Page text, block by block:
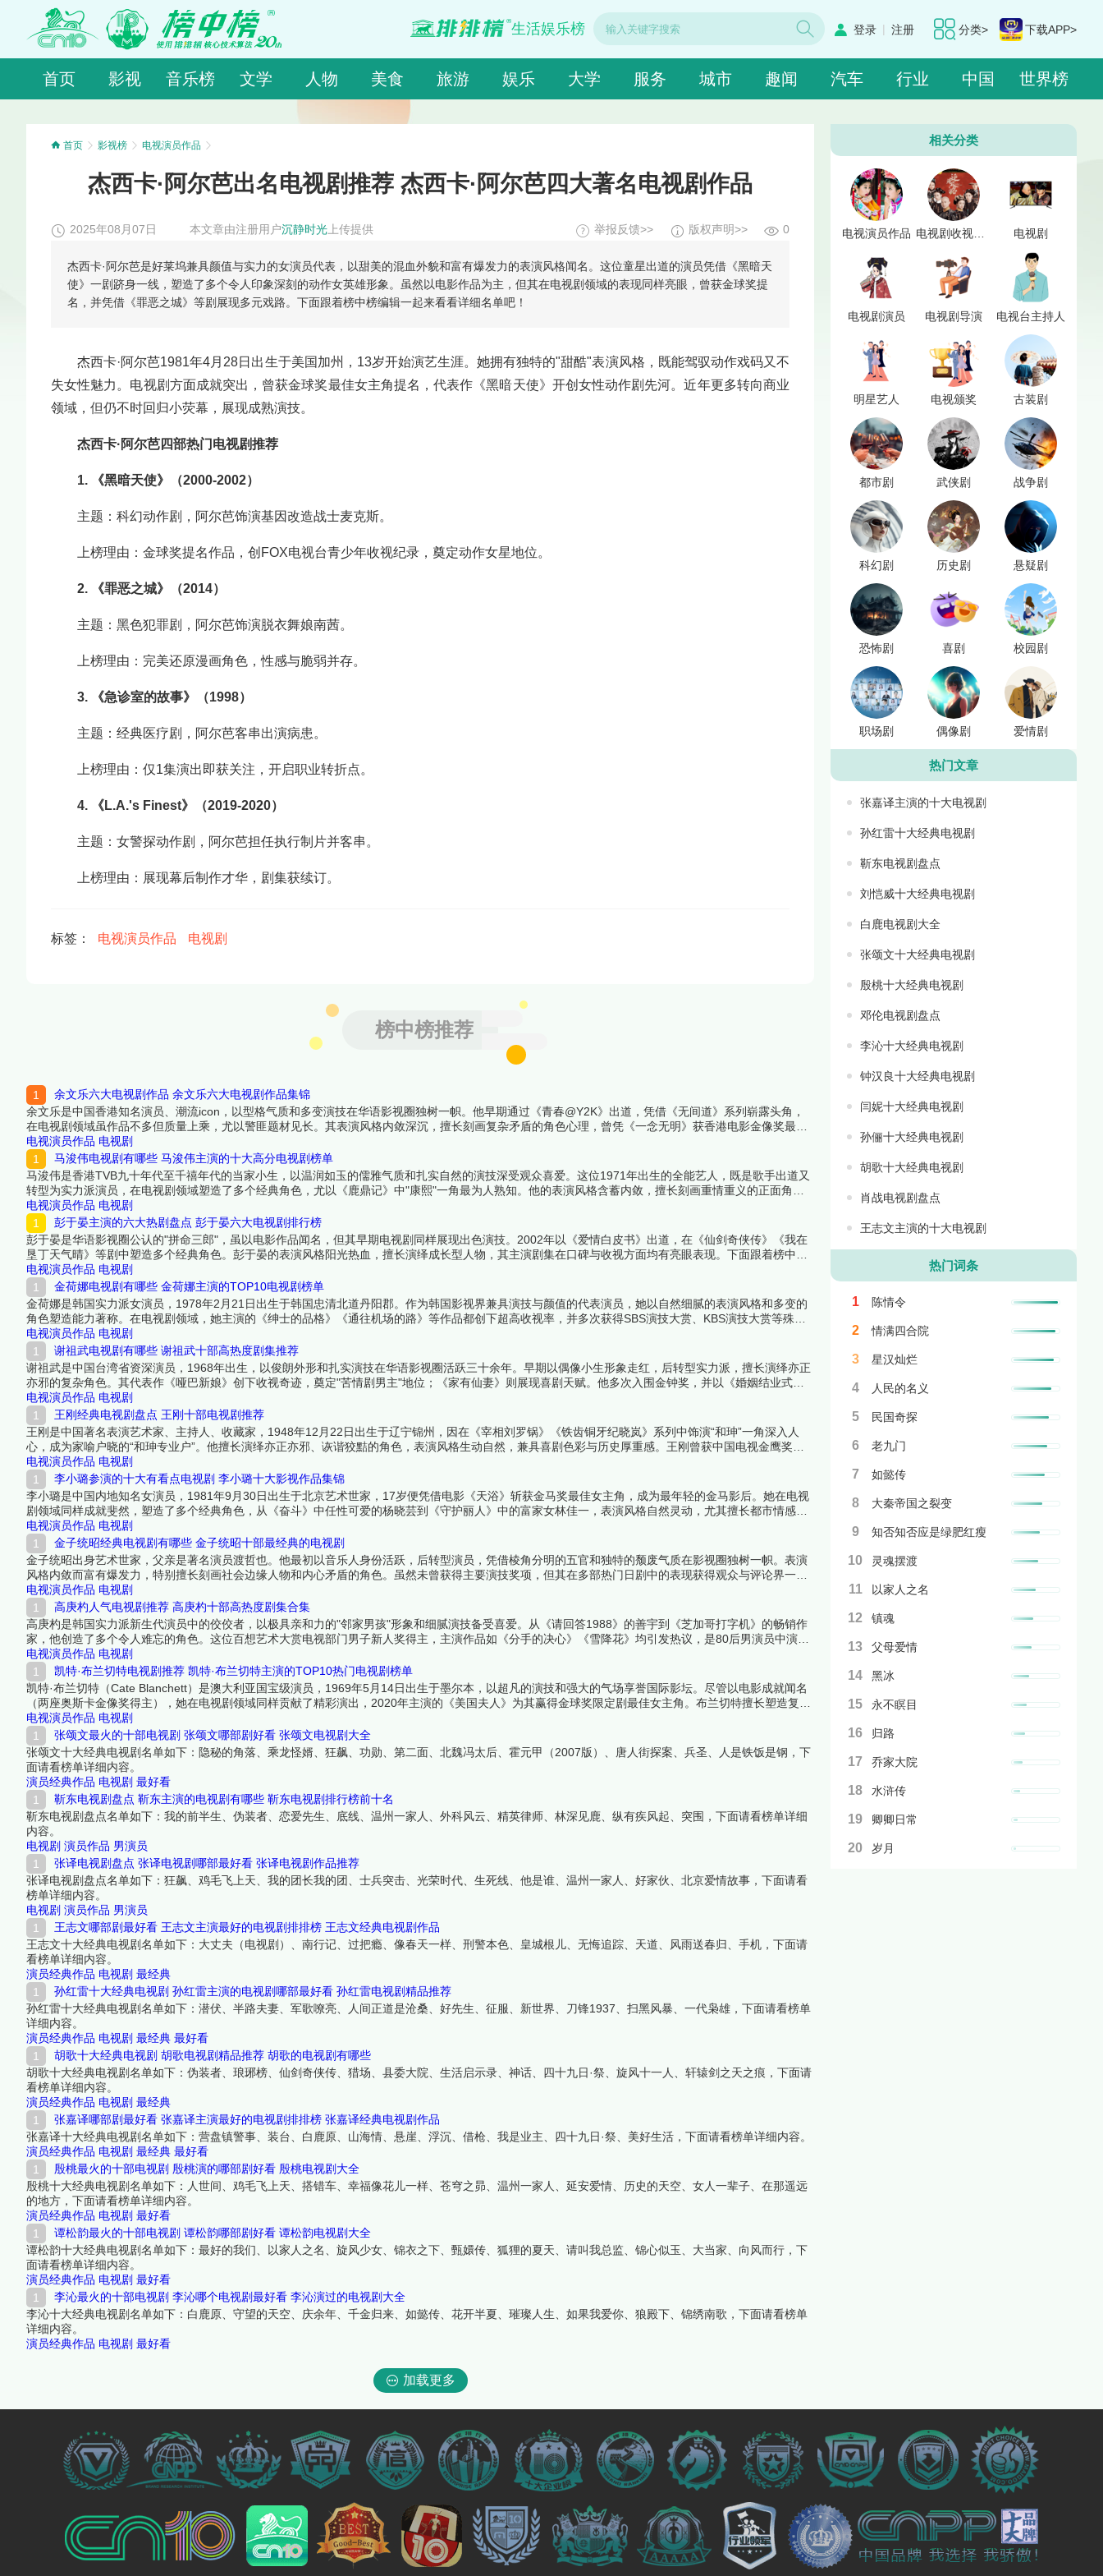
分类> 下载APP>
登录 | 注册
生活娱乐榜
首页 影视 音乐榜 文学 人物 美食 旅游 娱乐 大学 服务 城市 趣闻 汽车 行业 中国 世界榜
首页 影视榜 电视演员作品
杰西卡·阿尔芭出名电视剧推荐 杰西卡·阿尔芭四大著名电视剧作品
2025年08月07日 本文章由注册用户沉静时光上传提供 0
版权声明>>
举报反馈>>
杰西卡·阿尔芭是好莱坞兼具颜值与实力的女演员代表，以甜美的混血外貌和富有爆发力的表演风格闻名。这位童星出道的演员凭借《黑暗天
使》一剧跻身一线，塑造了多个令人印象深刻的动作女英雄形象。虽然以电影作品为主，但其在电视剧领域的表现同样亮眼，曾获金球奖提
名，并凭借《罪恶之城》等剧展现多元戏路。下面跟着榜中榜编辑一起来看看详细名单吧！
杰西卡·阿尔芭1981年4月28日出生于美国加州，13岁开始演艺生涯。她拥有独特的"甜酷"表演风格，既能驾驭动作戏码又不
失女性魅力。电视剧方面成就突出，曾获金球奖最佳女主角提名，代表作《黑暗天使》开创女性动作剧先河。近年更多转向商业
领域，但仍不时回归小荧幕，展现成熟演技。
杰西卡·阿尔芭四部热门电视剧推荐
1. 《黑暗天使》（2000-2002）
主题：科幻动作剧，阿尔芭饰演基因改造战士麦克斯。
上榜理由：金球奖提名作品，创FOX电视台青少年收视纪录，奠定动作女星地位。
2. 《罪恶之城》（2014）
主题：黑色犯罪剧，阿尔芭饰演脱衣舞娘南茜。
上榜理由：完美还原漫画角色，性感与脆弱并存。
3. 《急诊室的故事》（1998）
主题：经典医疗剧，阿尔芭客串出演病患。
上榜理由：仅1集演出即获关注，开启职业转折点。
4. 《L.A.'s Finest》（2019-2020）
主题：女警探动作剧，阿尔芭担任执行制片并客串。
上榜理由：展现幕后制作才华，剧集获续订。
标签： 电视演员作品 电视剧
榜中榜推荐
余文乐六大电视剧作品 余文乐六大电视剧作品集锦
余文乐是中国香港知名演员、潮流icon，以型格气质和多变演技在华语影视圈独树一帜。他早期通过《青春@Y2K》出道，凭借《无间道》系列崭露头角，
在电视剧领域虽作品不多但质量上乘，尤以警匪题材见长。其表演风格内敛深沉，擅长刻画复杂矛盾的角色心理，曾凭《一念无明》获香港电影金像奖最佳
男主角提名。本文将推荐余文乐主演的6部电视剧（含客串），涵盖青春偶像、都市情感等题材，从角色突破性、制作水准、观众口碑等维度解析上榜理由。
下面跟着榜中榜编辑一起来看看详细名单吧！
电视演员作品 电视剧
马浚伟电视剧有哪些 马浚伟主演的十大高分电视剧榜单
马浚伟是香港TVB九十年代至千禧年代的当家小生，以温润如玉的儒雅气质和扎实自然的演技深受观众喜爱。这位1971年出生的全能艺人，既是歌手出道又
转型为实力派演员，在电视剧领域塑造了多个经典角色，尤以《鹿鼎记》中"康熙"一角最为人熟知。他的表演风格含蓄内敛，擅长刻画重情重义的正面角
色，无论是古装剧中的帝王将相，还是现代剧中的专业人士都游刃有余。曾获TVB"我最喜爱的电视角色"等多项荣誉。下面跟着榜中榜编辑一起来看看详细
名单吧！
电视演员作品 电视剧
彭于晏主演的六大热剧盘点 彭于晏六大电视剧排行榜
彭于晏是华语影视圈公认的"拼命三郎"，虽以电影作品闻名，但其早期电视剧同样展现出色演技。2002年以《爱情白皮书》出道，在《仙剑奇侠传》《我在
垦丁天气晴》等剧中塑造多个经典角色。彭于晏的表演风格阳光热血，擅长演绎成长型人物，其主演剧集在口碑与收视方面均有亮眼表现。下面跟着榜中榜
编辑一起来看看详细名单吧！
电视演员作品 电视剧
金荷娜电视剧有哪些 金荷娜主演的TOP10电视剧榜单
金荷娜是韩国实力派女演员，1978年2月21日出生于韩国忠清北道丹阳郡。作为韩国影视界兼具演技与颜值的代表演员，她以自然细腻的表演风格和多变的
角色塑造能力著称。在电视剧领域，她主演的《绅士的品格》《通往机场的路》等作品都创下超高收视率，并多次获得SBS演技大赏、KBS演技大赏等殊
荣。其温暖知性的形象和扎实的演技功底，使她成为韩国中生代女演员中的佼佼者。下面跟着榜中榜编辑一起来看看详细名单吧！
电视演员作品 电视剧
谢祖武电视剧有哪些 谢祖武十部高热度剧集推荐
谢祖武是中国台湾省资深演员，1968年出生，以俊朗外形和扎实演技在华语影视圈活跃三十余年。早期以偶像小生形象走红，后转型实力派，擅长演绎亦正
亦邪的复杂角色。其代表作《哑巴新娘》创下收视奇迹，奠定"苦情剧男主"地位；《家有仙妻》则展现喜剧天赋。他多次入围金钟奖，并以《婚姻结业式》
获中高龄观众热烈反响。下面跟着榜中榜编辑一起来看看详细名单吧！
电视演员作品 电视剧
王刚经典电视剧盘点 王刚十部电视剧推荐
王刚是中国著名表演艺术家、主持人、收藏家，1948年12月22日出生于辽宁锦州，因在《宰相刘罗锅》《铁齿铜牙纪晓岚》系列中饰演“和珅”一角深入人
心，成为家喻户晓的“和珅专业户”。他擅长演绎亦正亦邪、诙谐狡黠的角色，表演风格生动自然，兼具喜剧色彩与历史厚重感。王刚曾获中国电视金鹰奖最
佳男配角、全国德艺双馨电视艺术工作者等荣誉，并多次主持央视春晚。其主演的《铁齿铜牙纪晓岚》《梦断紫禁城》等剧集均创下超高收视率，成为经典
之作。下面跟着榜中榜编辑一起来看看详细名单吧！
电视演员作品 电视剧
李小璐参演的十大有看点电视剧 李小璐十大影视作品集锦
李小璐是中国内地知名女演员，1981年9月30日出生于北京艺术世家，17岁便凭借电影《天浴》斩获金马奖最佳女主角，成为最年轻的金马影后。她在电视
剧领域同样成就斐然，塑造了多个经典角色，从《奋斗》中任性可爱的杨晓芸到《守护丽人》中的富家女林佳一，表演风格自然灵动，尤其擅长都市情感题
材。尽管近年因个人生活引发争议，但其早期电视剧作品仍具有广泛影响力。下面跟着榜中榜编辑一起来看看详细名单吧！
电视演员作品 电视剧
金子统昭经典电视剧有哪些 金子统昭十部最经典的电视剧
金子统昭出身艺术世家，父亲是著名演员渡哲也。他最初以音乐人身份活跃，后转型演员，凭借棱角分明的五官和独特的颓废气质在影视圈独树一帜。表演
风格内敛而富有爆发力，特别擅长刻画社会边缘人物和内心矛盾的角色。虽然未曾获得主要演技奖项，但其在多部热门日剧中的表现获得观众与评论界一致
认可，是日本影视圈不可或缺的个性派演员。
电视演员作品 电视剧
高庚杓人气电视剧推荐 高庚杓十部高热度剧集合集
高庚杓是韩国实力派新生代演员中的佼佼者，以极具亲和力的"邻家男孩"形象和细腻演技备受喜爱。从《请回答1988》的善宇到《芝加哥打字机》的畅销作
家，他创造了多个令人难忘的角色。这位百想艺术大赏电视部门男子新人奖得主，主演作品如《分手的决心》《雪降花》均引发热议，是80后男演员中演技
与观众缘兼具的代表。下面跟着榜中榜编辑一起来看看详细名单吧！
电视演员作品 电视剧
凯特·布兰切特电视剧推荐 凯特·布兰切特主演的TOP10热门电视剧榜单
凯特·布兰切特（Cate Blanchett）是澳大利亚国宝级演员，1969年5月14日出生于墨尔本，以超凡的演技和强大的气场享誉国际影坛。尽管以电影成就闻名
（两座奥斯卡金像奖得主），她在电视剧领域同样贡献了精彩演出，2020年主演的《美国夫人》为其赢得金球奖限定剧最佳女主角。布兰切特擅长塑造复杂
强势的女性角色，表演风格极具张力和层次感，从历史人物到现代精英都能完美驾驭。虽然电视剧作品不多，但每部都引发巨大反响。下面跟着榜中榜编辑
一起来看看详细名单吧！
电视演员作品 电视剧
张颂文最火的十部电视剧 张颂文哪部剧好看 张颂文电视剧大全
张颂文十大经典电视剧名单如下：隐秘的角落、乘龙怪婿、狂飙、功勋、第二面、北魏冯太后、霍元甲（2007版）、唐人街探案、兵圣、人是铁饭是钢，下
面请看榜单详细内容。
演员经典作品 电视剧 最好看
靳东电视剧盘点 靳东主演的电视剧有哪些 靳东电视剧排行榜前十名
靳东电视剧盘点名单如下：我的前半生、伪装者、恋爱先生、底线、温州一家人、外科风云、精英律师、林深见鹿、纵有疾风起、突围，下面请看榜单详细
内容。
电视剧 演员作品 男演员
张译电视剧盘点 张译电视剧哪部最好看 张译电视剧作品推荐
张译电视剧盘点名单如下：狂飙、鸡毛飞上天、我的团长我的团、士兵突击、光荣时代、生死线、他是谁、温州一家人、好家伙、北京爱情故事，下面请看
榜单详细内容。
电视剧 演员作品 男演员
王志文哪部剧最好看 王志文主演最好的电视剧排排榜 王志文经典电视剧作品
王志文十大经典电视剧名单如下：大丈夫（电视剧）、南行记、过把瘾、像春天一样、刑警本色、皇城根儿、无悔追踪、天道、风雨送春归、手机，下面请
看榜单详细内容。
演员经典作品 电视剧 最经典
孙红雷十大经典电视剧 孙红雷主演的电视剧哪部最好看 孙红雷电视剧精品推荐
孙红雷十大经典电视剧名单如下：潜伏、半路夫妻、军歌嘹亮、人间正道是沧桑、好先生、征服、新世界、刀锋1937、扫黑风暴、一代枭雄，下面请看榜单
详细内容。
演员经典作品 电视剧 最经典 最好看
胡歌十大经典电视剧 胡歌电视剧精品推荐 胡歌的电视剧有哪些
胡歌十大经典电视剧名单如下：伪装者、琅琊榜、仙剑奇侠传、猎场、县委大院、生活启示录、神话、四十九日·祭、旋风十一人、轩辕剑之天之痕，下面请
看榜单详细内容。
演员经典作品 电视剧 最经典
张嘉译哪部剧最好看 张嘉译主演最好的电视剧排排榜 张嘉译经典电视剧作品
张嘉译十大经典电视剧名单如下：营盘镇警事、装台、白鹿原、山海情、悬崖、浮沉、借枪、我是业主、四十九日·祭、美好生活，下面请看榜单详细内容。
演员经典作品 电视剧 最经典 最好看
殷桃最火的十部电视剧 殷桃演的哪部剧好看 殷桃电视剧大全
殷桃十大经典电视剧名单如下：人世间、鸡毛飞上天、搭错车、幸福像花儿一样、苍穹之昴、温州一家人、延安爱情、历史的天空、女人一辈子、在那遥远
的地方，下面请看榜单详细内容。
演员经典作品 电视剧 最好看
谭松韵最火的十部电视剧 谭松韵哪部剧好看 谭松韵电视剧大全
谭松韵十大经典电视剧名单如下：最好的我们、以家人之名、旋风少女、锦衣之下、甄嬛传、狐狸的夏天、请叫我总监、锦心似玉、大当家、向风而行，下
面请看榜单详细内容。
演员经典作品 电视剧 最好看
李沁最火的十部电视剧 李沁哪个电视剧最好看 李沁演过的电视剧大全
李沁十大经典电视剧名单如下：白鹿原、守望的天空、庆余年、千金归来、如懿传、花开半夏、璀璨人生、如果我爱你、狼殿下、锦绣南歌，下面请看榜单
详细内容。
演员经典作品 电视剧 最好看
加载更多
相关分类
电视演员作品 电视剧收视点击率 电视剧
电视剧演员 电视剧导演 电视台主持人
明星艺人 电视颁奖 古装剧
都市剧 武侠剧 战争剧
科幻剧 历史剧 悬疑剧
恐怖剧 喜剧 校园剧
职场剧 偶像剧 爱情剧
热门文章
张嘉译主演的十大电视剧
孙红雷十大经典电视剧
靳东电视剧盘点
刘恺威十大经典电视剧
白鹿电视剧大全
张颂文十大经典电视剧
殷桃十大经典电视剧
邓伦电视剧盘点
李沁十大经典电视剧
钟汉良十大经典电视剧
闫妮十大经典电视剧
孙俪十大经典电视剧
胡歌十大经典电视剧
肖战电视剧盘点
王志文主演的十大电视剧
热门词条
1 陈情令
2 情满四合院
3 星汉灿烂
4 人民的名义
5 民国奇探
6 老九门
7 如懿传
8 大秦帝国之裂变
9 知否知否应是绿肥红瘦
10 灵魂摆渡
11 以家人之名
12 镇魂
13 父母爱情
14 黑冰
15 永不瞑目
16 归路
17 乔家大院
18 水浒传
19 卿卿日常
20 岁月